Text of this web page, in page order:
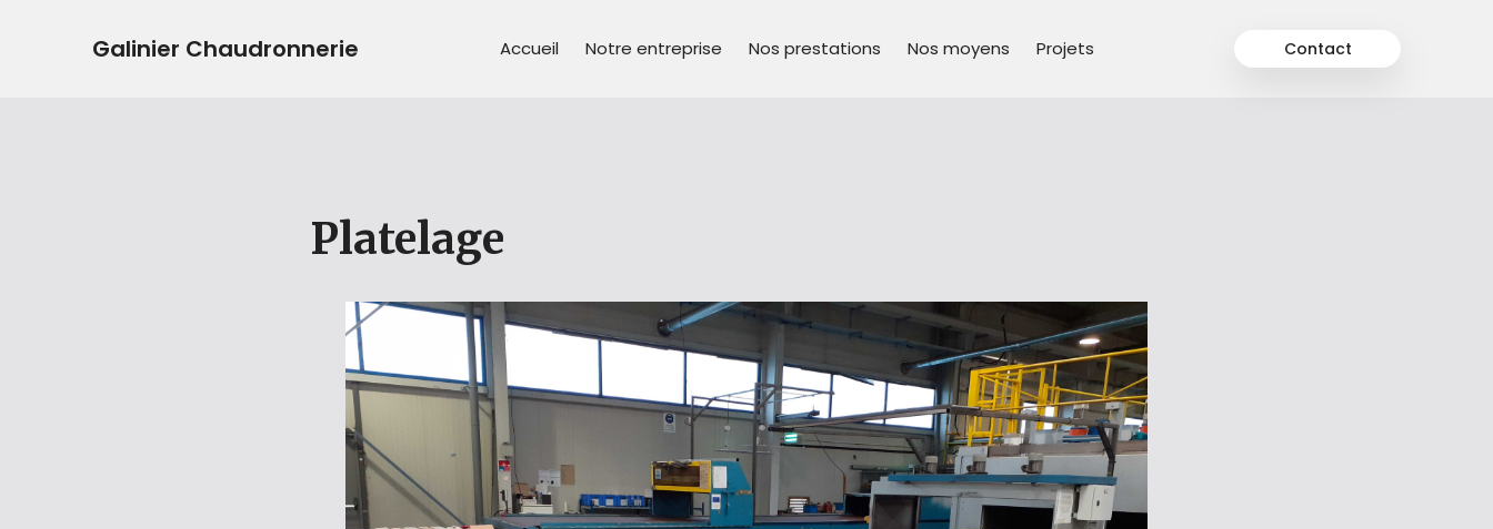
Galinier Chaudronnerie Accueil Notre entreprise Nos prestations Nos moyens Projets Contact
Platelage